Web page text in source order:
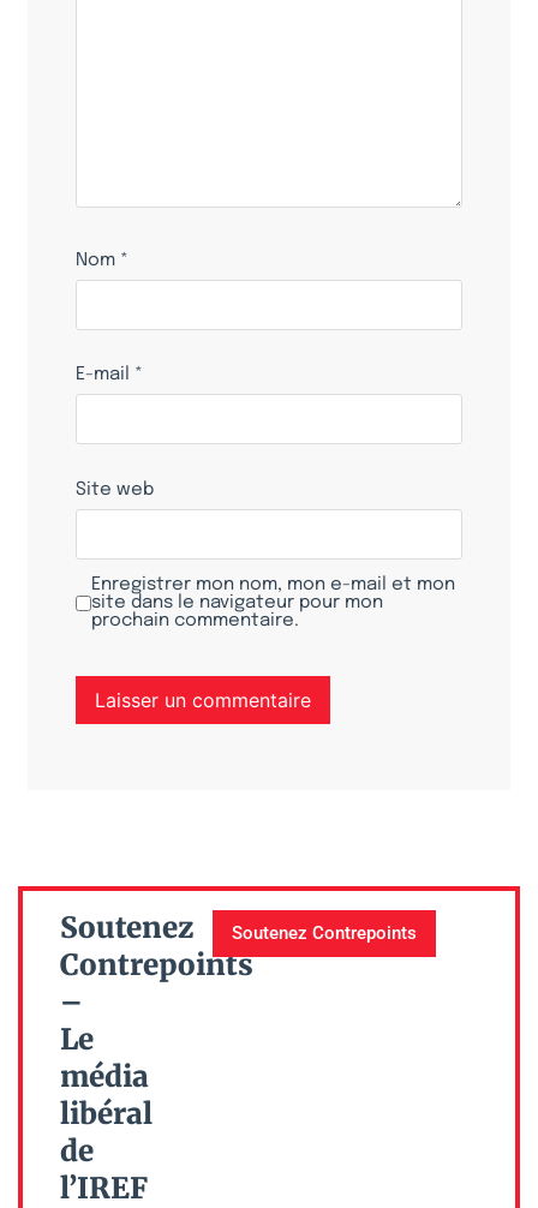
Nom *
E-mail *
Site web
Enregistrer mon nom, mon e-mail et mon
site dans le navigateur pour mon
prochain commentaire.
Soutenez
Contrepoints
–
Le
média
libéral
de
l’IREF
Soutenez Contrepoints